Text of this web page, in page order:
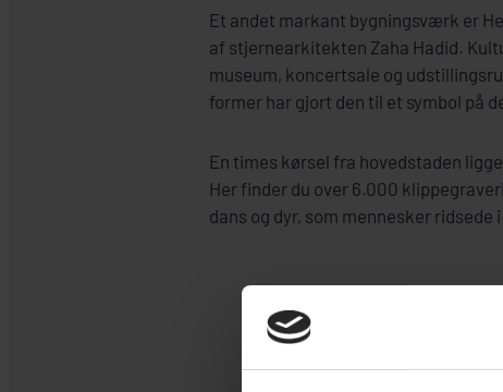
Et andet markant bygningsværk er
af stjernearkitekten Zaha Hadid.
museum, koncertsale og
former har gjort den til et symbol på
En times kørsel fra hovedstaden
Her finder du over 6.000
dans og dyr, som mennesker